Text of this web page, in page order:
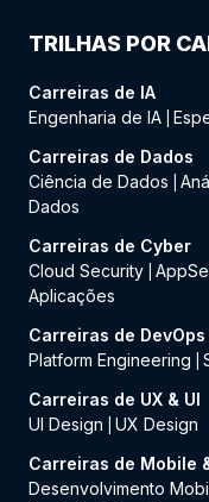
TRILHAS POR
Carreiras de IA
Engenharia de IA
Carreiras de Dados
Ciência de Dados
Dados
Carreiras de Cyber
Cloud Security
Aplicações
Carreiras de DevOps
Platform Engineering
Carreiras de UX & UI
UI Design
UX Design
Carreiras de Mobile
Desenvolvimento